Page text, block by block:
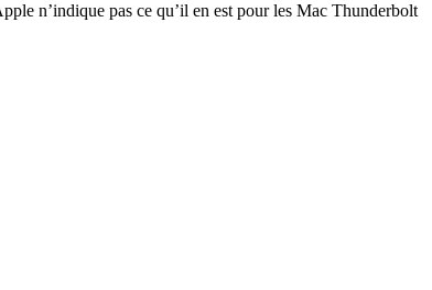
n’indique pas ce qu’il en est pour les Mac Thunderbolt